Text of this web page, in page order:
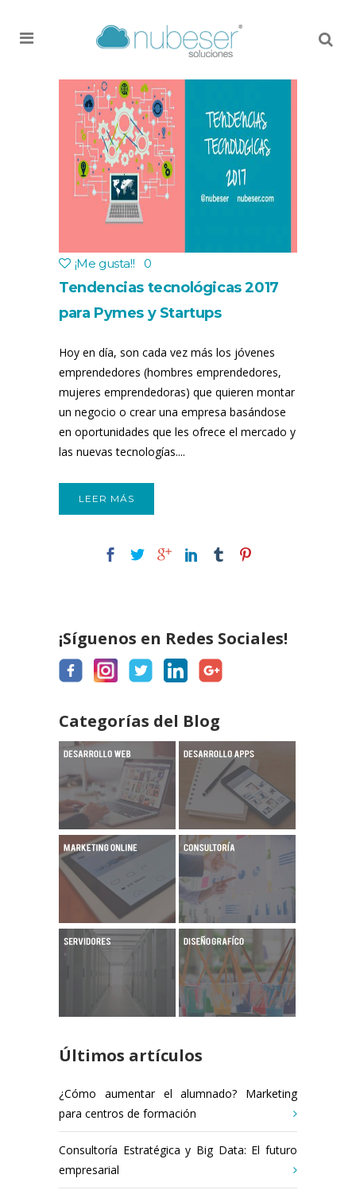
¡Me gusta!! 0
Tendencias tecnológicas 2017
para Pymes y Startups
Hoy en día, son cada vez más los jóvenes
emprendedores (hombres emprendedores,
mujeres emprendedoras) que quieren montar
un negocio o crear una empresa basándose
en oportunidades que les ofrece el mercado y
las nuevas tecnologías....
LEER MÁS
¡Síguenos en Redes Sociales!
Categorías del Blog
Últimos artículos
¿Cómo aumentar el alumnado? Marketing
para centros de formación
Consultoría Estratégica y Big Data: El futuro
empresarial